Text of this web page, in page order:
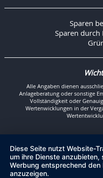
Sparen
Sparen
Alle Angaben dienen
Anlageberatung oder sonstige
Vollständigkeit oder
Wertenwicklungen in der
Diese Seite nutzt Website-
um ihre Dienste
Werbung entsprechend
anzuzeigen.